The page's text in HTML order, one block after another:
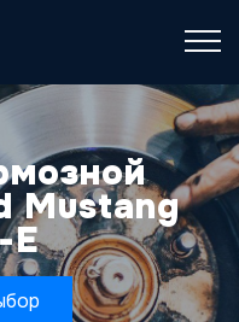
Mustang
E